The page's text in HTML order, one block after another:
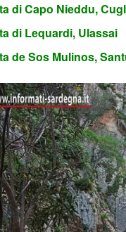
di Capo Nieddu,
di Lequardi, Ulassai
de Sos Mulinos,